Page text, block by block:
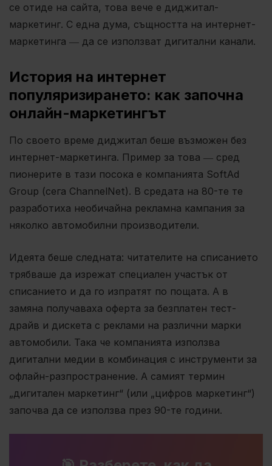
се отиде на сайта, това вече е диджитал-
маркетинг. С една дума, същността на интернет-
маркетинга ― да се използват дигитални канали.
История на интернет
популяризирането: как започна
онлайн-маркетингът
По своето време диджитал беше възможен без
интернет-маркетинга. Пример за това ― сред
пионерите в тази посока е компанията SoftAd
Group (сега ChannelNet). В средата на 80-те те
разработиха необичайна рекламна кампания за
няколко автомобилни производители.
Идеята беше следната: читателите на списанието
трябваше да изрежат специален участък от
списанието и да го изпратят по пощата. А в
замяна получаваха оферта за безплатен тест-
драйв и дискета с реклами на различни марки
автомобили. Така че компанията използва
дигитални медии в комбинация с инструменти за
офлайн-разпространение. А самият термин
„дигитален маркетинг“ (или „цифров маркетинг“)
започва да се използва през 90-те години.